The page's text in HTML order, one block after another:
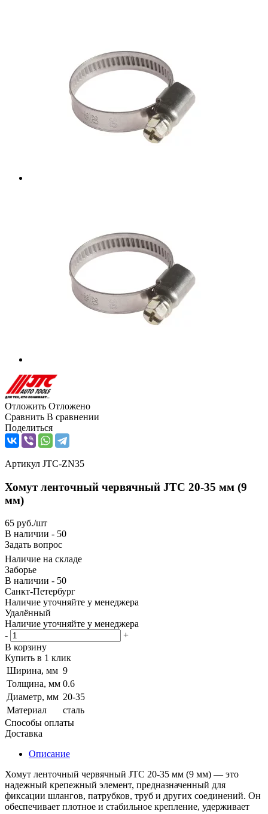
Отложить Отложено
Сравнить В сравнении
Поделиться
Артикул JTC-ZN35
Хомут ленточный червячный JTC 20-35 мм (9
мм)
65 руб./шт
В наличии - 50
Задать вопрос
Наличие на складе
Заборье
В наличии - 50
Санкт-Петербург
Наличие уточняйте у менеджера
Удалённый
Наличие уточняйте у менеджера
-
+
В корзину
Купить в 1 клик
Ширина, мм 9
Толщина, мм 0.6
Диаметр, мм 20-35
Материал
сталь
Способы оплаты
Доставка
Описание
Хомут ленточный червячный JTC 20-35 мм (9 мм) — это
надежный крепежный элемент, предназначенный для
фиксации шлангов, патрубков, труб и других соединений. Он
обеспечивает плотное и стабильное крепление, удерживает